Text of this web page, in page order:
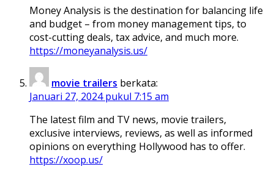
Money Analysis is the destination for balancing life
and budget – from money management tips, to
cost-cutting deals, tax advice, and much more.
https://moneyanalysis.us/
movie trailers berkata:
Januari 27, 2024 pukul 7:15 am
The latest film and TV news, movie trailers,
exclusive interviews, reviews, as well as informed
opinions on everything Hollywood has to offer.
https://xoop.us/